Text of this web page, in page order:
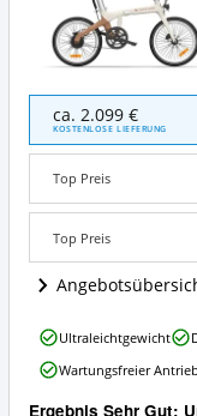
Dece
Oasis
ADO
Bike
Carbon
Angebote:
Wo
dieses
Carbon
Faltrad
erhältlich?
ca. 2.099 €
KOSTENLOSE LIEFERUNG
Top Preis
Top Preis
Ergebnis Sehr Gut:
Dece
Oasis
Ultraleichtgewicht
Wartungsfreier Antrieb